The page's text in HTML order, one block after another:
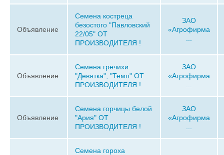
Объявление
Семена костреца
безостого "Павловский
22/05" ОТ
ПРОИЗВОДИТЕЛЯ !
ЗАО
«Агрофирма
Объявление
Семена гречихи
"Девятка", "Темп" ОТ
ПРОИЗВОДИТЕЛЯ !
ЗАО
«Агрофирма
Объявление
Семена горчицы белой
"Ария" ОТ
ПРОИЗВОДИТЕЛЯ !
ЗАО
«Агрофирма
Семена гороха